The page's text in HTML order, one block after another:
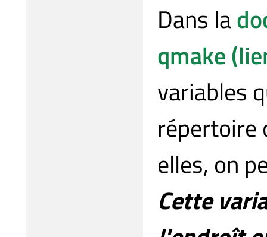
Dans la
qmake
variables
répertoire
elles, on
Cette